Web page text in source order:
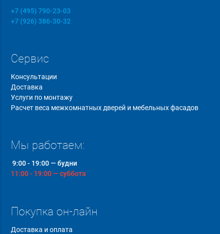
+7 (495) 790-23-03
+7 (926) 386-30-32
Сервис
Консультации
Доставка
Услуги по монтажу
Расчет веса межкомнатных дверей и мебельных фасадов
Мы работаем:
9:00 - 19:00 — будни
11:00 - 19:00 — суббота
Покупка он-лайн
Доставка и оплата